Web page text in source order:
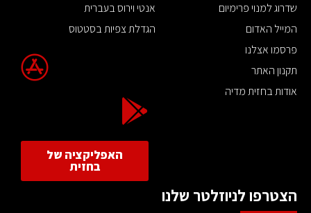
שדרוג למנוי פרימיום
המייל האדום
פרסמו אצלנו
תקנון האתר
אודות בחזית מדיה
אנטי וירוס בעברית
הגדלת צפיות בסטטוס
האפליקציה של
בחזית
הצטרפו לניוזלטר שלנו